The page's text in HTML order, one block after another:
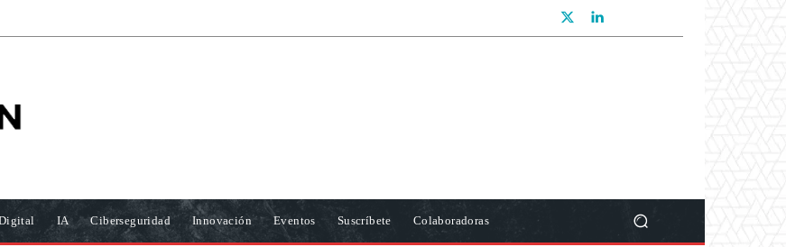
IA Ciberseguridad Innovación Eventos Suscríbete Colaboradoras